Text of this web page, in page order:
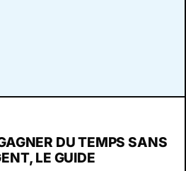
DU TEMPS SANS
LE GUIDE